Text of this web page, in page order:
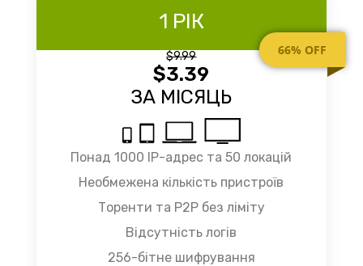
1 РІК
66% OFF
$9.99
$3.39
ЗА МІСЯЦЬ
Понад 1000 IP-адрес та 50 локацій
Необмежена кількість пристроїв
Торенти та P2P без ліміту
Відсутність логів
256-бітне шифрування